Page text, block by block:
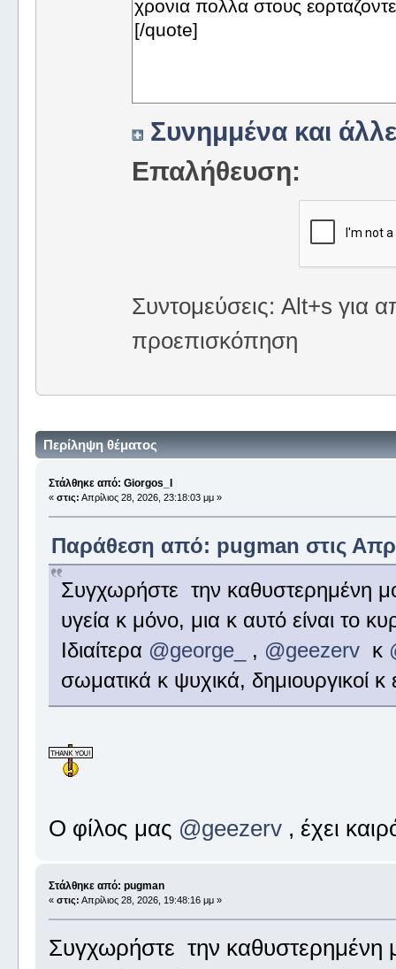
Συνημμένα και
Επαλήθευση:
Συντομεύσεις: Alt+s για
προεπισκόπηση
Περίληψη θέματος
Στάλθηκε από: Giorgos_I
« στις: Απρίλιος 28, 2026, 23:18:03 μμ »
Παράθεση από: pugman στις
Συγχωρήστε την καθυστερημένη
υγεία κ μόνο, μια κ αυτό είναι το
Ιδιαίτερα @george_ , @geezervκ
σωματικά κ ψυχικά, δημιουργικοί κ
Ο φίλος μας @geezerv, έχει
Στάλθηκε από: pugman
« στις: Απρίλιος 28, 2026, 19:48:16 μμ »
Συγχωρήστε την καθυστερημένη